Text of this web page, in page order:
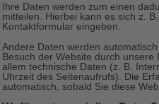
Ihre Daten werden zum einen
mitteilen. Hierbei kann es sich z.
Kontaktformular eingeben.
Andere Daten werden
Besuch der Website durch
allem technische Daten (z. B.
Uhrzeit des Seitenaufrufs). Die
automatisch, sobald Sie diese